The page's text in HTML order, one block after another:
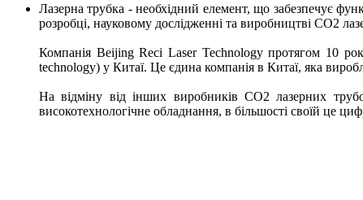
Лазерна трубка - необхідний елемент, що забезпечує
розробці, науковому дослідженні та виробництві CO2
Компанія Beijing Reci Laser Technology протягом 10
technology) у Китаї. Це єдина компанія в Китаї, яка
На відміну від інших виробників CO2 лазерних
високотехнологічне обладнання, в більшості своїй це